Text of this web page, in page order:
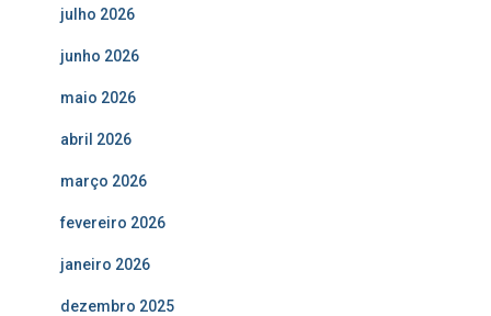
julho 2026
junho 2026
maio 2026
abril 2026
março 2026
fevereiro 2026
janeiro 2026
dezembro 2025